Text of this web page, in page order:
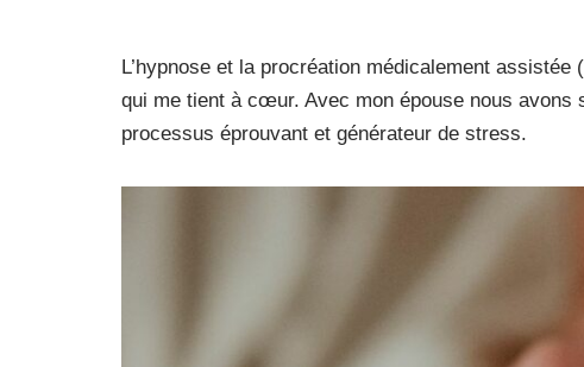
L’hypnose et la procréation médicalement
qui me tient à cœur. Avec mon épouse nous avons
processus éprouvant et générateur de stress.